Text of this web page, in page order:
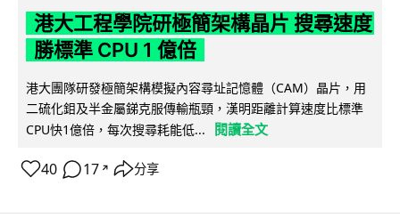
港大工程學院研極簡架構晶片 搜尋速度
勝標準 CPU 1 億倍
港大團隊研發極簡架構模擬內容尋址記憶體（CAM）晶片，用
二硫化鉬及半金屬銻克服傳輸瓶頸，漢明距離計算速度比標準
CPU快1億倍，每次搜尋耗能低...
閱讀全文
40 17 ↗ 分享